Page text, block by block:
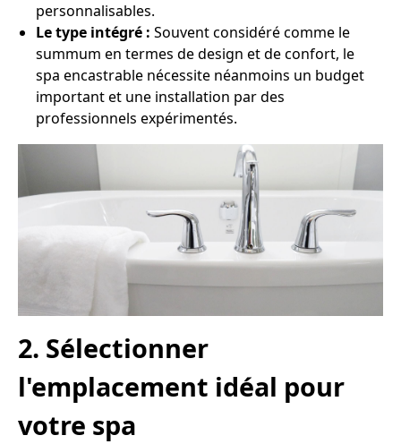
personnalisables.
Le type intégré : Souvent considéré comme le
summum en termes de design et de confort, le
spa encastrable nécessite néanmoins un budget
important et une installation par des
professionnels expérimentés.
2. Sélectionner
l'emplacement idéal pour
votre spa